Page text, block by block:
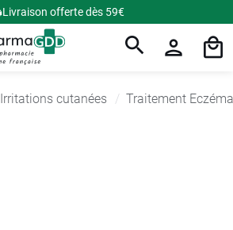
Livraison offerte dès 59€
Irritations cutanées Traitement Eczéma